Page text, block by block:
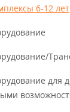
6-12 лет
для